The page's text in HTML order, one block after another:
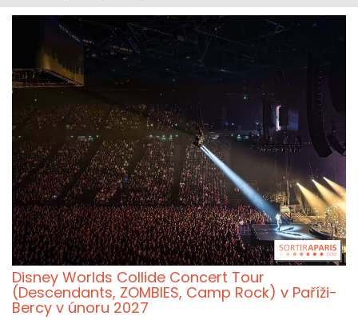
Disney Worlds Collide Concert Tour
(Descendants, ZOMBIES, Camp Rock) v Paříži-
Bercy v únoru 2027